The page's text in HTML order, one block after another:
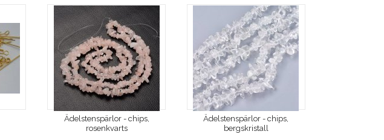
Ädelstenspärlor - chips,
rosenkvarts
Ädelstenspärlor - chips,
bergskristall